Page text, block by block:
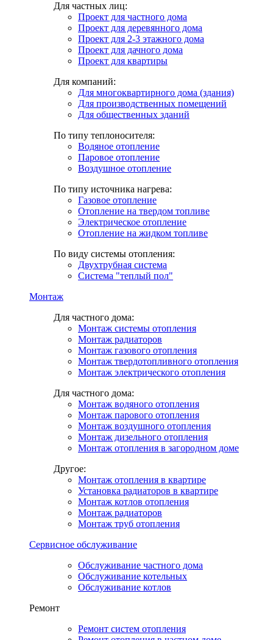
Для частных лиц:
Проект для частного дома
Проект для деревянного дома
Проект для 2-3 этажного дома
Проект для дачного дома
Проект для квартиры
Для компаний:
Для многоквартирного дома (здания)
Для производственных помещений
Для общественных зданий
По типу теплоносителя:
Водяное отопление
Паровое отопление
Воздушное отопление
По типу источника нагрева:
Газовое отопление
Отопление на твердом топливе
Электрическое отопление
Отопление на жидком топливе
По виду системы отопления:
Двухтрубная система
Система "теплый пол"
Монтаж
Для частного дома:
Монтаж системы отопления
Монтаж радиаторов
Монтаж газового отопления
Монтаж твердотопливного отопления
Монтаж электрического отопления
Для частного дома:
Монтаж водяного отопления
Монтаж парового отопления
Монтаж воздушного отопления
Монтаж дизельного отопления
Монтаж отопления в загородном доме
Другое:
Монтаж отопления в квартире
Установка радиаторов в квартире
Монтаж котлов отопления
Монтаж радиаторов
Монтаж труб отопления
Сервисное обслуживание
Обслуживание частного дома
Обслуживание котельных
Обслуживание котлов
Ремонт
Ремонт систем отопления